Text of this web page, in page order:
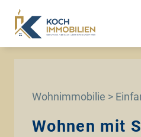
Wohnimmobilie >
Wohnen mit